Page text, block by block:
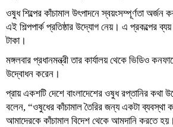
ওষুধ শিল্পের কাঁচামাল উৎপাদনে স্বয়ংসম্পূর্ণতা
এই শিল্পপার্ক প্রতিষ্ঠার উদ্যোগ নেয়। এ প্রকল্পের
টাকা।
মঙ্গলবার প্রধানমন্ত্রী তার কার্যালয় থেকে ভিডিও
উদ্বোধন করেন।
প্রায় একশটি দেশে বাংলাদেশের ওষুধ রপ্তানির কথা
বলেন, “ওষুধের কাঁচামাল তৈরির জন্য একটা ব্যবস্থা
আমাদেরকে কাঁচামাল বিদেশ থেকে আমদানি করতে